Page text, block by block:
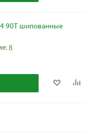
90T шипованные
8